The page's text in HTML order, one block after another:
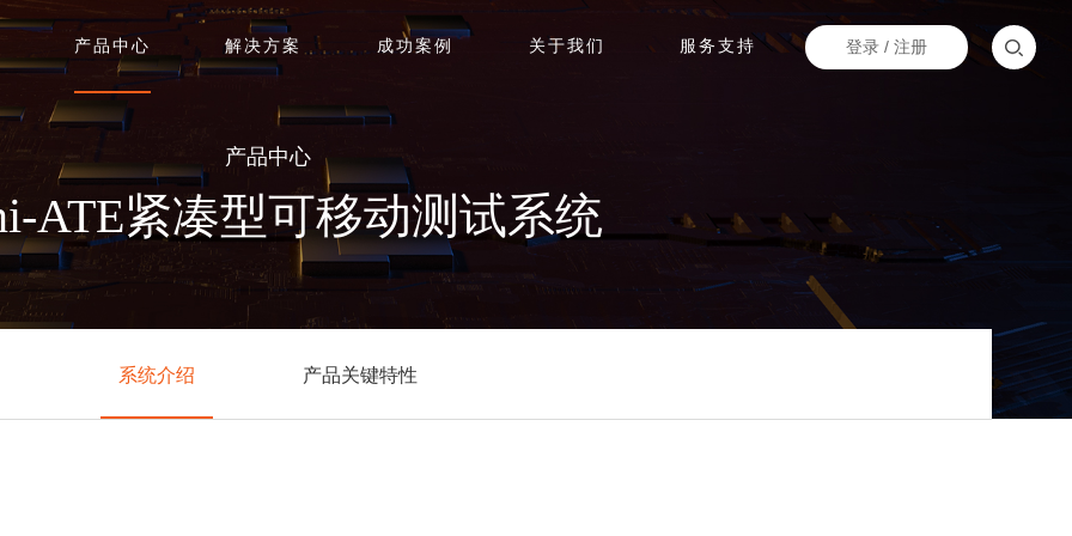
产品中心 解决方案 成功案例 关于我们 服务支持 登录 / 注册
产品中心
ATE紧凑型可移动测试系统
系统介绍 产品关键特性